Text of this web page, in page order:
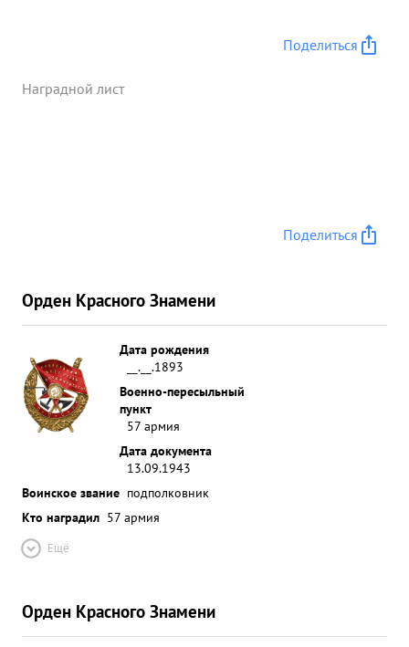
качествами, быстро г правильно принимает
Поделиться
Наградной лист
Поделиться
Орден Красного Знамени
Дата рождения
__.__.1893
Военно-пересыльный
пункт
57 армия
Дата документа
13.09.1943
Воинское звание подполковник
Кто наградил 57 армия
Ещё
Орден Красного Знамени